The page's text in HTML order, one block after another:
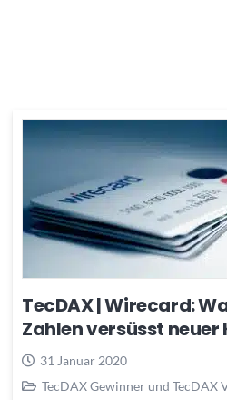
TecDAX | Wirecard:
Zahlen versüsst neuer
31 Januar 2020
TecDAX Gewinner und